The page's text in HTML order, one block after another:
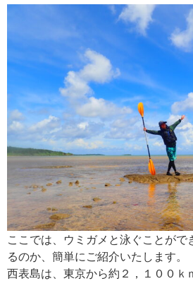
ここでは、ウミガメと泳ぐことがで
るのか、簡単にご紹介いたします。
西表島は、東京から約２，１００ｋ